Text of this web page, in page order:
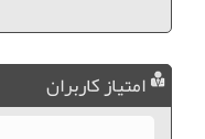
امتیاز کاربران